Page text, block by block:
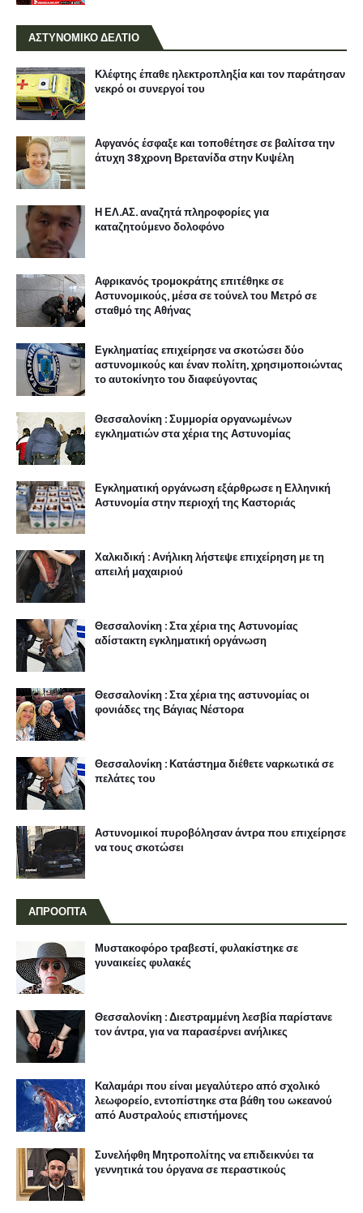
ΑΣΤΥΝΟΜΙΚΟ ΔΕΛΤΙΟ
Κλέφτης έπαθε ηλεκτροπληξία και τον παράτησαν
νεκρό οι συνεργοί του
Αφγανός έσφαξε και τοποθέτησε σε βαλίτσα την
άτυχη 38χρονη Βρετανίδα στην Κυψέλη
Η ΕΛ.ΑΣ. αναζητά πληροφορίες για
καταζητούμενο δολοφόνο
Αφρικανός τρομοκράτης επιτέθηκε σε
Αστυνομικούς, μέσα σε τούνελ του Μετρό σε
σταθμό της Αθήνας
Εγκληματίας επιχείρησε να σκοτώσει δύο
αστυνομικούς και έναν πολίτη, χρησιμοποιώντας
το αυτοκίνητο του διαφεύγοντας
Θεσσαλονίκη : Συμμορία οργανωμένων
εγκληματιών στα χέρια της Αστυνομίας
Εγκληματική οργάνωση εξάρθρωσε η Ελληνική
Αστυνομία στην περιοχή της Καστοριάς
Χαλκιδική : Ανήλικη λήστεψε επιχείρηση με τη
απειλή μαχαιριού
Θεσσαλονίκη : Στα χέρια της Αστυνομίας
αδίστακτη εγκληματική οργάνωση
Θεσσαλονίκη : Στα χέρια της αστυνομίας οι
φονιάδες της Βάγιας Νέστορα
Θεσσαλονίκη : Κατάστημα διέθετε ναρκωτικά σε
πελάτες του
Αστυνομικοί πυροβόλησαν άντρα που επιχείρησε
να τους σκοτώσει
ΑΠΡΟΟΠΤΑ
Μυστακοφόρο τραβεστί, φυλακίστηκε σε
γυναικείες φυλακές
Θεσσαλονίκη : Διεστραμμένη λεσβία παρίστανε
τον άντρα, για να παρασέρνει ανήλικες
Καλαμάρι που είναι μεγαλύτερο από σχολικό
λεωφορείο, εντοπίστηκε στα βάθη του ωκεανού
από Αυστραλούς επιστήμονες
Συνελήφθη Μητροπολίτης να επιδεικνύει τα
γεννητικά του όργανα σε περαστικούς